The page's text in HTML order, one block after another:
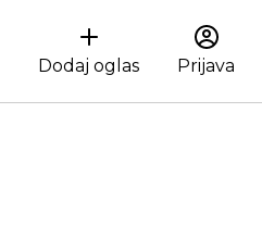
Dodaj oglas Prijava